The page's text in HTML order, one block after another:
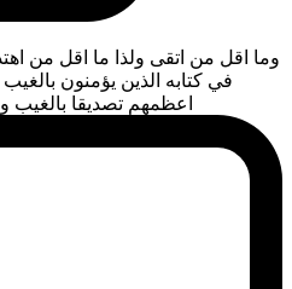
وما اقل من اتقى ولذا ما اقل من
في كتابه الذين يؤمنون بالغيب
اعظمهم تصديقا بالغيب